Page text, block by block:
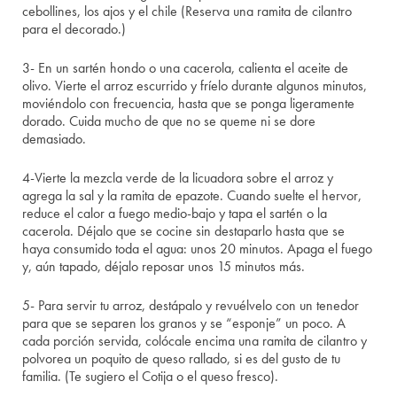
cebollines, los ajos y el chile (Reserva una ramita de cilantro
para el decorado.)
3- En un sartén hondo o una cacerola, calienta el aceite de
olivo. Vierte el arroz escurrido y fríelo durante algunos minutos,
moviéndolo con frecuencia, hasta que se ponga ligeramente
dorado. Cuida mucho de que no se queme ni se dore
demasiado.
4-Vierte la mezcla verde de la licuadora sobre el arroz y
agrega la sal y la ramita de epazote. Cuando suelte el hervor,
reduce el calor a fuego medio-bajo y tapa el sartén o la
cacerola. Déjalo que se cocine sin destaparlo hasta que se
haya consumido toda el agua: unos 20 minutos. Apaga el fuego
y, aún tapado, déjalo reposar unos 15 minutos más.
5- Para servir tu arroz, destápalo y revuélvelo con un tenedor
para que se separen los granos y se “esponje” un poco. A
cada porción servida, colócale encima una ramita de cilantro y
polvorea un poquito de queso rallado, si es del gusto de tu
familia. (Te sugiero el Cotija o el queso fresco).